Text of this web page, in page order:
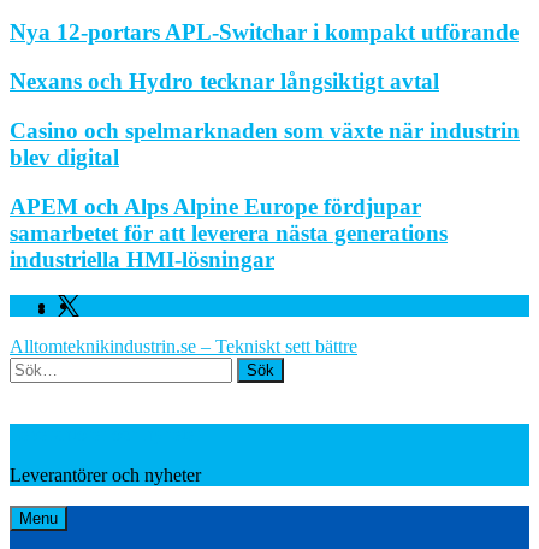
Nya 12-portars APL-Switchar i kompakt utförande
Nexans och Hydro tecknar långsiktigt avtal
Casino och spelmarknaden som växte när industrin
blev digital
APEM och Alps Alpine Europe fördjupar
samarbetet för att leverera nästa generations
industriella HMI-lösningar
Facebook
Twitter
Alltomteknikindustrin.se – Tekniskt sett bättre
Search
Leverantörer och nyheter
Menu